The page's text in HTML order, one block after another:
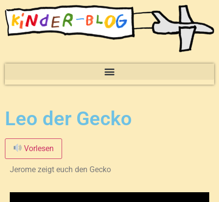
Leo der Gecko
Vorlesen
Jerome zeigt euch den Gecko